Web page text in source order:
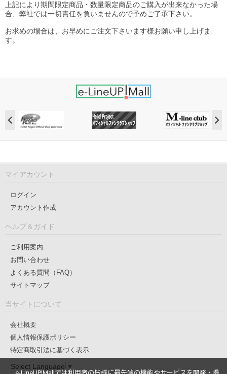
上記により期間限定商品・数量限定商品のご購入が出来なかった場
合、弊社では一切責任を負いませんので予めご了承下さい。
お求めの場合は、お早めにご注文下さいます様お願い申し上げま
す。
マイアカウント
ログイン
アカウント作成
ヘルプ＆ガイド
ご利用案内
お問い合わせ
よくある質問（FAQ）
サイトマップ
当サイトについて
会社概要
個人情報保護ポリシー
特定商取引法に基づく表示
Select Language ▼